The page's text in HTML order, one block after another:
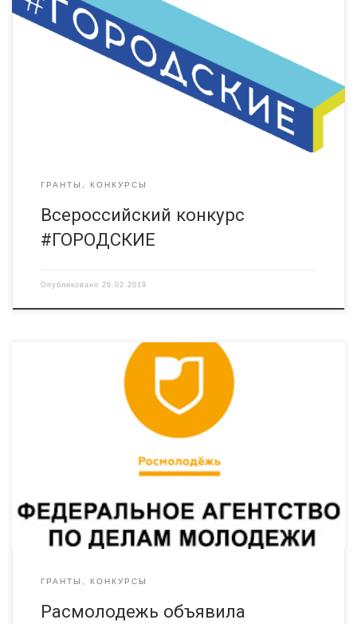
Обяъявлен всероссийский конкурс #Городские. Это
возможность для молодых профессионалов по всей стране
не только сделать свой город лучше, но и показать свои
компетенции. Номинации: город событий, город идей, город
гор. Прием заявок до 10 марта. Подробнее на сайте конкурса:
ГРАНТЫ, КОНКУРСЫ
Всероссийский конкурс
#ГОРОДСКИЕ
Опубликовано 26.02.2019
22 февраля стартовал конкурс на предоставление грантов в
форме субсидий из федерального бюджета некоммерческим
организациям, в том числе молодежным и детским
общественным объединениям (за исключением казенных
патриотическому воспитанию граждан Российской
Федерации. Если вы занимаетесь подготовкой и проведением
молодежных поисковых отрядов и […]
ГРАНТЫ, КОНКУРСЫ
Расмолодежь объявила